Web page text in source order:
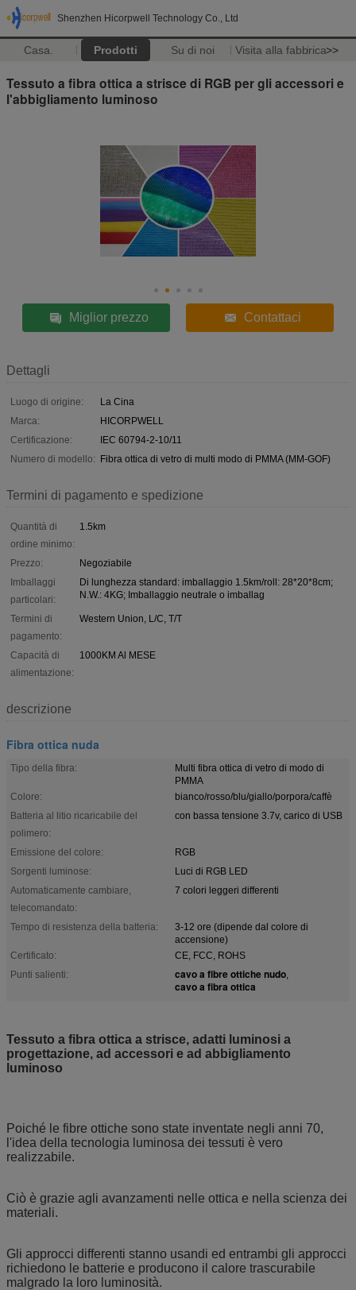
Shenzhen Hicorpwell Technology Co., Ltd
Casa. Prodotti Su di noi Visita alla fabbrica>>
Tessuto a fibra ottica a strisce di RGB per gli accessori e
l'abbigliamento luminoso
Miglior prezzo Contattaci
Dettagli
Luogo di origine:
La Cina
Marca:
HICORPWELL
Certificazione:
IEC 60794-2-10/11
Numero di modello: Fibra ottica di vetro di multi modo di PMMA (MM-GOF)
Termini di pagamento e spedizione
Quantità di
ordine minimo:
1.5km
Prezzo:
Negoziabile
Imballaggi
particolari:
Di lunghezza standard: imballaggio 1.5km/roll: 28*20*8cm;
N.W.: 4KG; Imballaggio neutrale o imballag
Termini di
pagamento:
Western Union, L/C, T/T
Capacità di
alimentazione:
1000KM Al MESE
descrizione
Fibra ottica nuda
Tipo della fibra:
Multi fibra ottica di vetro di modo di
PMMA
Colore:
bianco/rosso/blu/giallo/porpora/caffè
Batteria al litio ricaricabile del
polimero:
con bassa tensione 3.7v, carico di USB
Emissione del colore:
RGB
Sorgenti luminose:
Luci di RGB LED
Automaticamente cambiare,
telecomandato:
7 colori leggeri differenti
Tempo di resistenza della batteria:
3-12 ore (dipende dal colore di
accensione)
Certificato:
CE, FCC, ROHS
Punti salienti:
cavo a fibre ottiche nudo,
cavo a fibra ottica
Tessuto a fibra ottica a strisce, adatti luminosi a
progettazione, ad accessori e ad abbigliamento
luminoso
Poiché le fibre ottiche sono state inventate negli anni 70,
l'idea della tecnologia luminosa dei tessuti è vero
realizzabile.
Ciò è grazie agli avanzamenti nelle ottica e nella scienza dei
materiali.
Gli approcci differenti stanno usandi ed entrambi gli approcci
richiedono le batterie e producono il calore trascurabile
malgrado la loro luminosità.